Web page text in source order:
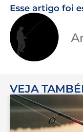
Esse artigo foi
VEJA